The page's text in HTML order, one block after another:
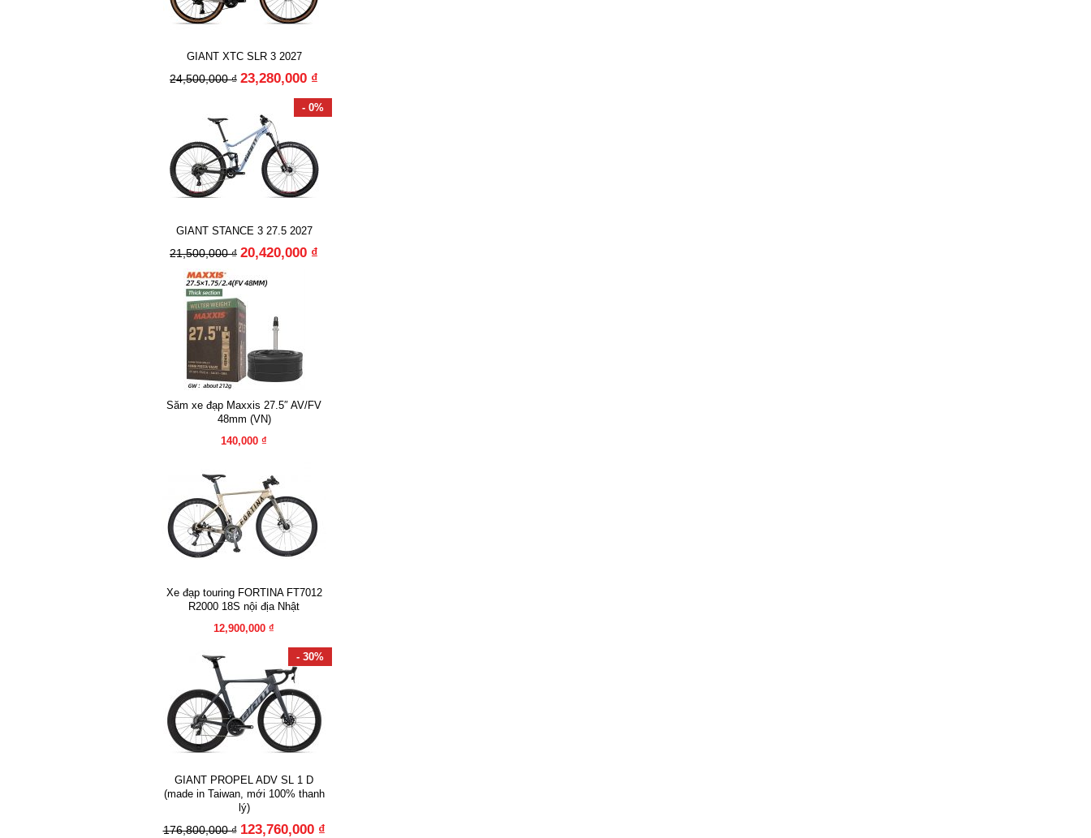
GIANT XTC SLR 3 2027
24,500,000 ₫ 23,280,000 ₫
- 0%
GIANT STANCE 3 27.5 2027
21,500,000 ₫ 20,420,000 ₫
Săm xe đạp Maxxis 27.5″ AV/FV
48mm (VN)
140,000 ₫
Xe đạp touring FORTINA FT7012
R2000 18S nội địa Nhật
12,900,000 ₫
- 30%
GIANT PROPEL ADV SL 1 D
(made in Taiwan, mới 100% thanh
lý)
176,800,000 ₫ 123,760,000 ₫